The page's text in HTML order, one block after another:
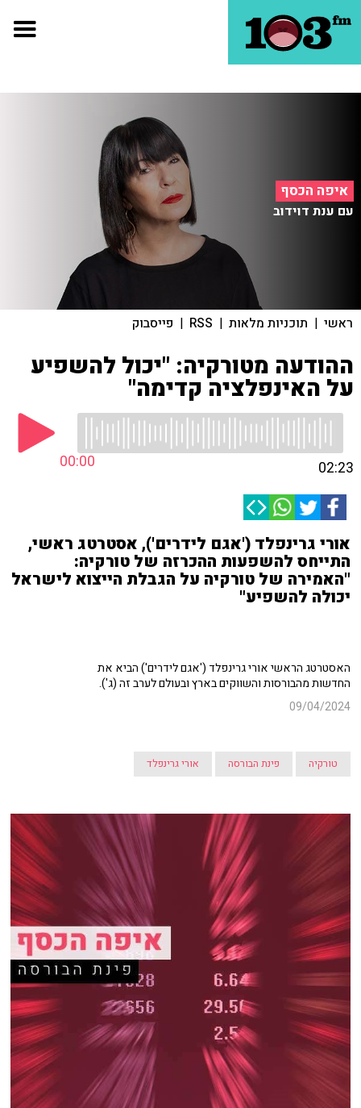
איפה הכסף
עם ענת דוידוב
ראשי | תוכניות מלאות |
RSS
| פייסבוק
ההודעה מטורקיה: "יכול להשפיע
על האינפלציה קדימה"
00:00 02:23
אורי גרינפלד ('אגם לידרים'), אסטרטג ראשי,
התייחס להשפעות ההכרזה של טורקיה:
"האמירה של טורקיה על הגבלת הייצוא לישראל
יכולה להשפיע"
האסטרטג הראשי אורי גרינפלד ('אגם לידרים') הביא את
החדשות מהבורסות והשווקים בארץ ובעולם לערב זה (ג').
09/04/2024
טורקיה פינת הבורסה אורי גרינפלד